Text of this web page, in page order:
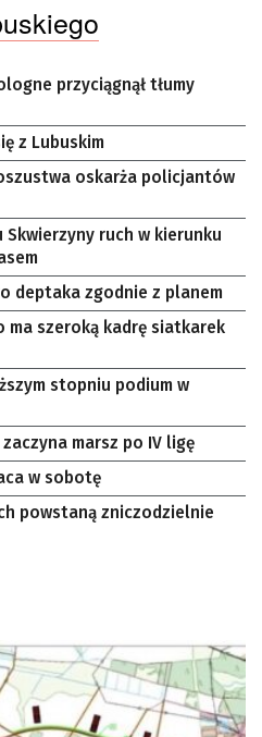
przyciągnął tłumy
z Lubuskim
oskarża policjantów
ruch w kierunku
deptaka zgodnie z planem
ma szeroką kadrę siatkarek
stopniu podium w
marsz po IV ligę
w sobotę
powstaną zniczodzielnie